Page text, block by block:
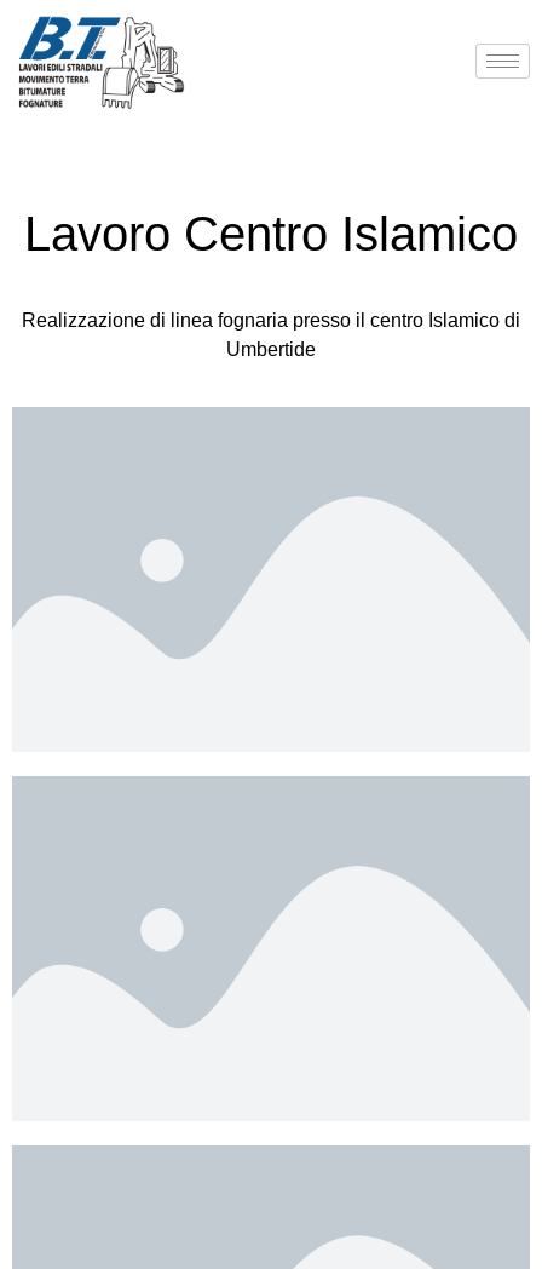
Lavoro Centro Islamico
Realizzazione di linea fognaria presso il centro Islamico di
Umbertide